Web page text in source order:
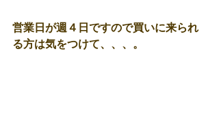
営業日が週４日ですので買いに来られ
る方は気をつけて、、、。